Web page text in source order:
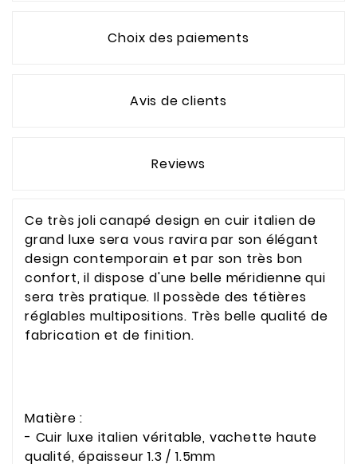
Choix des paiements
Avis de clients
Reviews
Ce très joli canapé design en cuir italien de
grand luxe sera vous ravira par son élégant
design contemporain et par son très bon
confort, il dispose d'une belle méridienne qui
sera très pratique. Il possède des tétières
réglables multipositions. Très belle qualité de
fabrication et de finition.
Matière :
- Cuir luxe italien véritable, vachette haute
qualité, épaisseur 1.3 / 1.5mm